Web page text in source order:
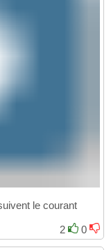
le courant
2
0